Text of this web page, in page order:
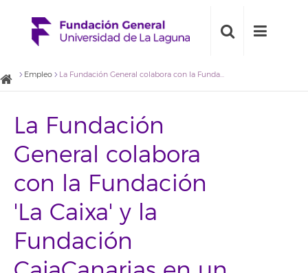
Empleo La Fundación General colabora con la Fundación 'La Caixa' y la Fundación CajaCanarias en un proyecto de inserción laboral
La Fundación
General colabora
con la Fundación
'La Caixa' y la
Fundación